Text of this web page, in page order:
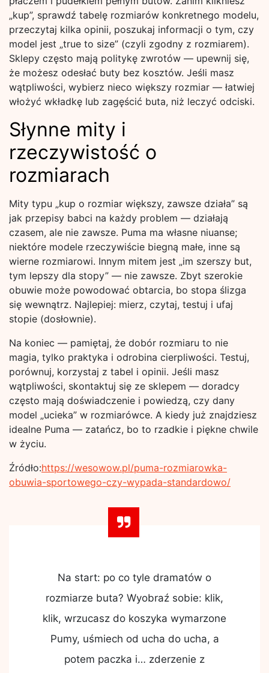
„kup”, sprawdź tabelę rozmiarów konkretnego modelu,
przeczytaj kilka opinii, poszukaj informacji o tym, czy
model jest „true to size” (czyli zgodny z rozmiarem).
Sklepy często mają politykę zwrotów — upewnij się,
że możesz odesłać buty bez kosztów. Jeśli masz
wątpliwości, wybierz nieco większy rozmiar — łatwiej
włożyć wkładkę lub zagęścić buta, niż leczyć odciski.
Słynne mity i
rzeczywistość o
rozmiarach
Mity typu „kup o rozmiar większy, zawsze działa” są
jak przepisy babci na każdy problem — działają
czasem, ale nie zawsze. Puma ma własne niuanse;
niektóre modele rzeczywiście biegną małe, inne są
wierne rozmiarowi. Innym mitem jest „im szerszy but,
tym lepszy dla stopy” — nie zawsze. Zbyt szerokie
obuwie może powodować obtarcia, bo stopa ślizga
się wewnątrz. Najlepiej: mierz, czytaj, testuj i ufaj
stopie (dosłownie).
Na koniec — pamiętaj, że dobór rozmiaru to nie
magia, tylko praktyka i odrobina cierpliwości. Testuj,
porównuj, korzystaj z tabel i opinii. Jeśli masz
wątpliwości, skontaktuj się ze sklepem — doradcy
często mają doświadczenie i powiedzą, czy dany
model „ucieka” w rozmiarówce. A kiedy już znajdziesz
idealne Puma — zatańcz, bo to rzadkie i piękne chwile
w życiu.
Źródło:https://wesowow.pl/puma-rozmiarowka-
obuwia-sportowego-czy-wypada-standardowo/
Na start: po co tyle dramatów o
rozmiarze buta? Wyobraź sobie: klik,
klik, wrzucasz do koszyka wymarzone
Pumy, uśmiech od ucha do ucha, a
potem paczka i… zderzenie z